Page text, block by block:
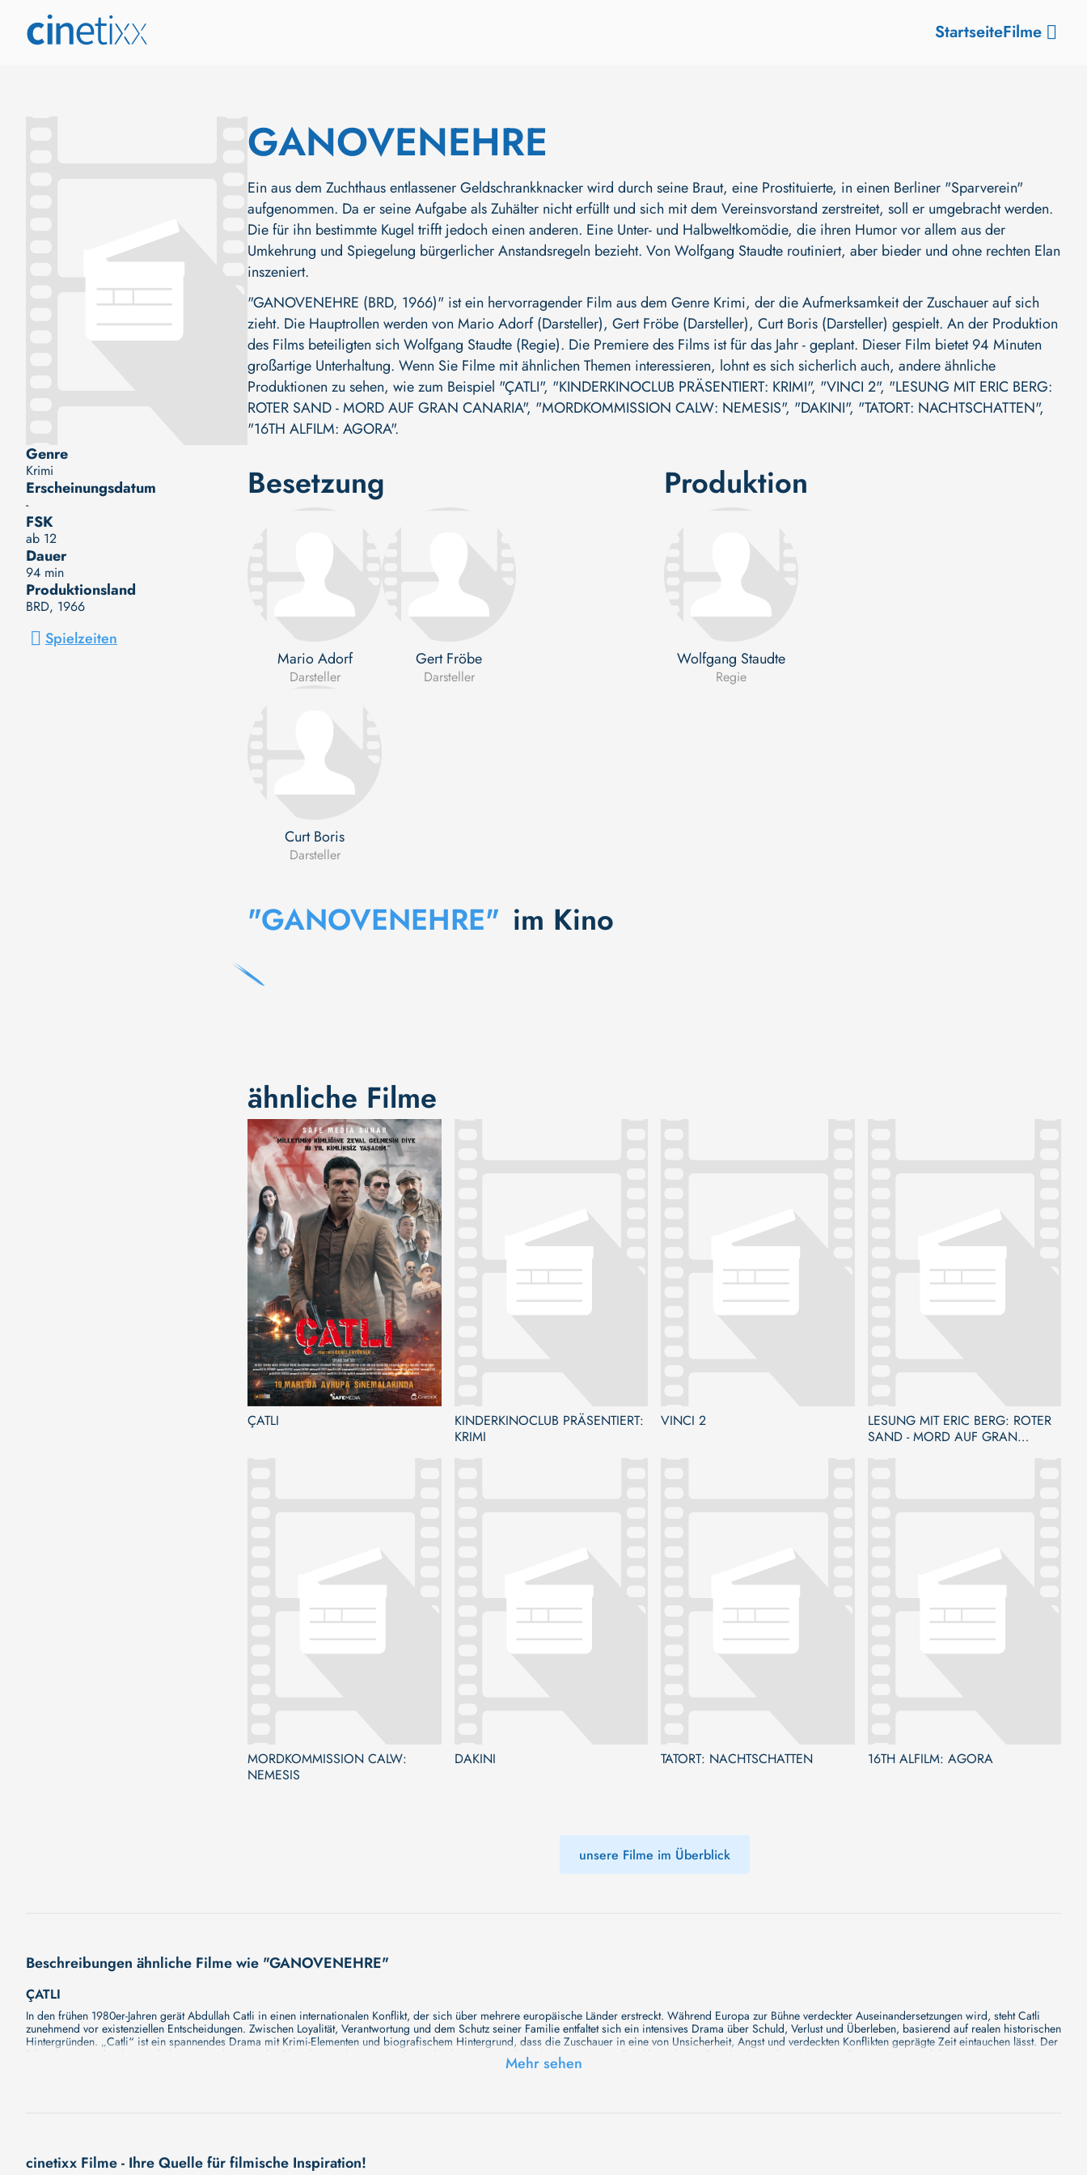
StartseiteFilme
Genre
Krimi
Erscheinungsdatum
-
FSK
ab 12
Dauer
94 min
Produktionsland
BRD, 1966
Spielzeiten
GANOVENEHRE
Ein aus dem Zuchthaus entlassener Geldschrankknacker wird durch seine Braut, eine Prostituierte, in einen Berliner "Sparverein"
aufgenommen. Da er seine Aufgabe als Zuhälter nicht erfüllt und sich mit dem Vereinsvorstand zerstreitet, soll er umgebracht werden.
Die für ihn bestimmte Kugel trifft jedoch einen anderen. Eine Unter- und Halbweltkomödie, die ihren Humor vor allem aus der
Umkehrung und Spiegelung bürgerlicher Anstandsregeln bezieht. Von Wolfgang Staudte routiniert, aber bieder und ohne rechten Elan
inszeniert.
"GANOVENEHRE (BRD, 1966)" ist ein hervorragender Film aus dem Genre Krimi, der die Aufmerksamkeit der Zuschauer auf sich
zieht. Die Hauptrollen werden von Mario Adorf (Darsteller), Gert Fröbe (Darsteller), Curt Boris (Darsteller) gespielt. An der Produktion
des Films beteiligten sich Wolfgang Staudte (Regie). Die Premiere des Films ist für das Jahr - geplant. Dieser Film bietet 94 Minuten
großartige Unterhaltung. Wenn Sie Filme mit ähnlichen Themen interessieren, lohnt es sich sicherlich auch, andere ähnliche
Produktionen zu sehen, wie zum Beispiel "ÇATLI", "KINDERKINOCLUB PRÄSENTIERT: KRIMI", "VINCI 2", "LESUNG MIT ERIC BERG:
ROTER SAND - MORD AUF GRAN CANARIA", "MORDKOMMISSION CALW: NEMESIS", "DAKINI", "TATORT: NACHTSCHATTEN",
"16TH ALFILM: AGORA".
Besetzung
Mario Adorf
Darsteller
Gert Fröbe
Darsteller
Curt Boris
Darsteller
Produktion
Wolfgang Staudte
Regie
"GANOVENEHRE" im Kino
ähnliche Filme
ÇATLI
KINDERKINOCLUB PRÄSENTIERT:
KRIMI
VINCI 2
LESUNG MIT ERIC BERG: ROTER
SAND - MORD AUF GRAN
MORDKOMMISSION CALW:
NEMESIS
DAKINI TATORT: NACHTSCHATTEN 16TH ALFILM: AGORA
unsere Filme im Überblick
Beschreibungen ähnliche Filme wie "GANOVENEHRE"
ÇATLI
In den frühen 1980er-Jahren gerät Abdullah Catli in einen internationalen Konflikt, der sich über mehrere europäische Länder erstreckt. Während Europa zur Bühne verdeckter Auseinandersetzungen wird, steht Catli
zunehmend vor existenziellen Entscheidungen. Zwischen Loyalität, Verantwortung und dem Schutz seiner Familie entfaltet sich ein intensives Drama über Schuld, Verlust und Überleben, basierend auf realen historischen
Hintergründen. „Catli“ ist ein spannendes Drama mit Krimi-Elementen und biografischem Hintergrund, dass die Zuschauer in eine von Unsicherheit, Angst und verdeckten Konflikten geprägte Zeit eintauchen lässt. Der
Film überzeugt durch eine dichte Atmosphäre, starke Charakterzeichnungen und eine hochwertige, realistische Inszenierung. Erzählt wird eine Epoche des Kalten Krieges in Europa, angesiedelt in einer seiner
Unser neuer Film "VINCI 2" wird Sie bald mit seiner großartigen Geschichte überraschen. Wir haben noch keine vollständige Beschreibung, aber wir können Ihnen versprechen, dass sie bald erscheinen wird. Eine
fesselnde Handlung, ungewöhnliche Charaktere und unerforschte Geheimnisse erwarten Sie in unserem Film. Bleiben Sie dran für etwas Besonderes - wir werden jede Minute mehr Details enthüllen!
Mehr sehen
cinetixx Filme - Ihre Quelle für filmische Inspiration!